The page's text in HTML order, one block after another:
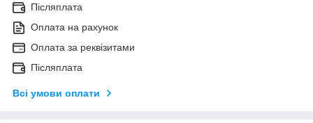
Післяплата
Оплата на рахунок
Оплата за реквізитами
Післяплата
Всі умови оплати